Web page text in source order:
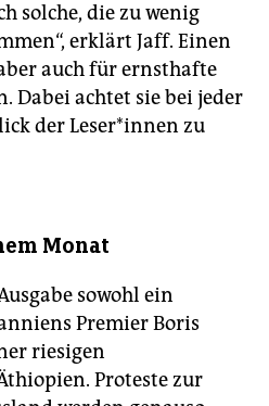
solche, die zu wenig
erklärt Jaff. Einen
auch für ernsthafte
Dabei achtet sie bei jeder
der Leser*innen zu
Monat
sowohl ein
Premier Boris
riesigen
Proteste zur